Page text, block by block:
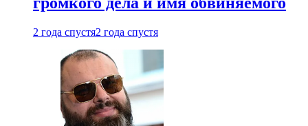
2 года спустя2 года спустя